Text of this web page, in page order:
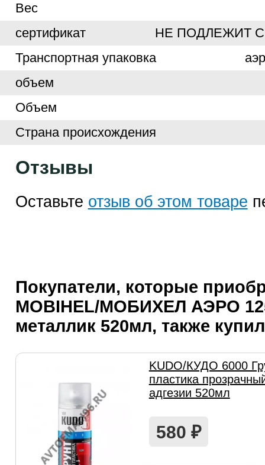
Вес
сертификат
НЕ ПОДЛЕЖИТ
Транспортная упаковка
объем
Объем
Страна происхождения
Отзывы
Оставьте отзыв об этом товаре
Покупатели, которые
MOBIHEL/МОБИХЕЛ АЭРО
металлик 520мл, также
KUDO/КУДО 6000
пластика
адгезии 520мл
580 ₽